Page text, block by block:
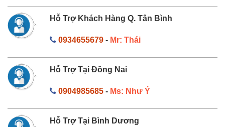
Hỗ Trợ Khách Hàng Q. Tân Bình
0934655679- Mr: Thái
Hỗ Trợ Tại Đồng Nai
0904985685- Ms: Như Ý
Hỗ Trợ Tại Bình Dương